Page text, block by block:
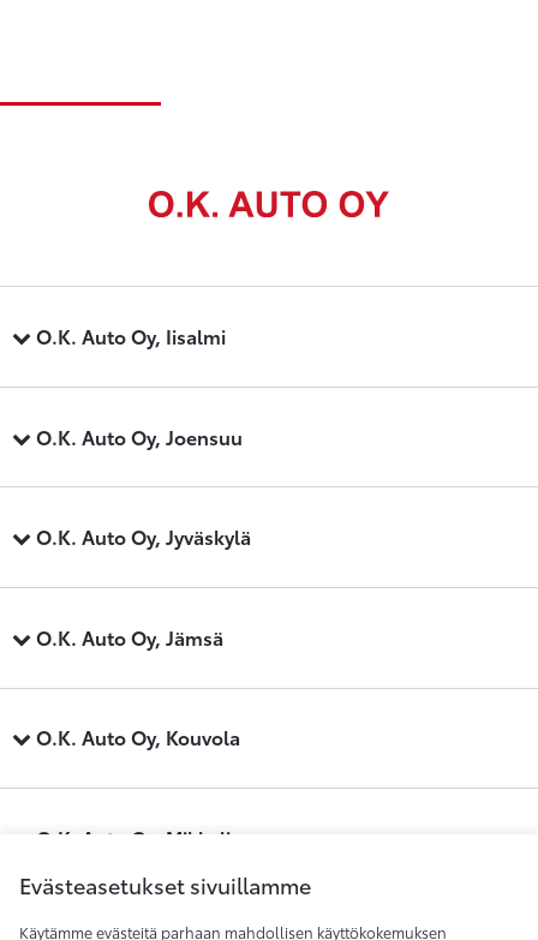
O.K. Auto Oy, Iisalmi
O.K. Auto Oy, Joensuu
O.K. Auto Oy, Jyväskylä
O.K. Auto Oy, Jämsä
O.K. Auto Oy, Kouvola
O.K. Auto Oy, Mikkeli
Evästeasetukset sivuillamme
Käytämme evästeitä parhaan mahdollisen käyttökokemuksen